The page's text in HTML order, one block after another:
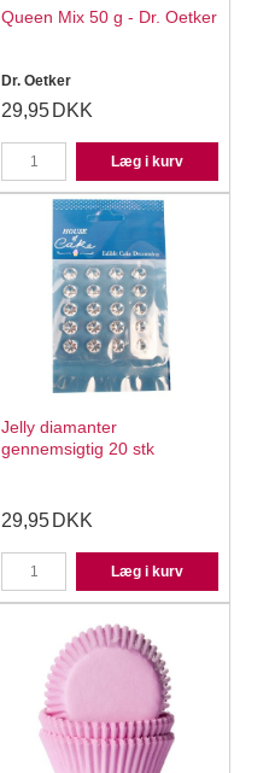
Queen Mix 50 g - Dr. Oetker
Dr. Oetker
29,95 DKK
Læg i kurv
Jelly diamanter
gennemsigtig 20 stk
29,95 DKK
Læg i kurv